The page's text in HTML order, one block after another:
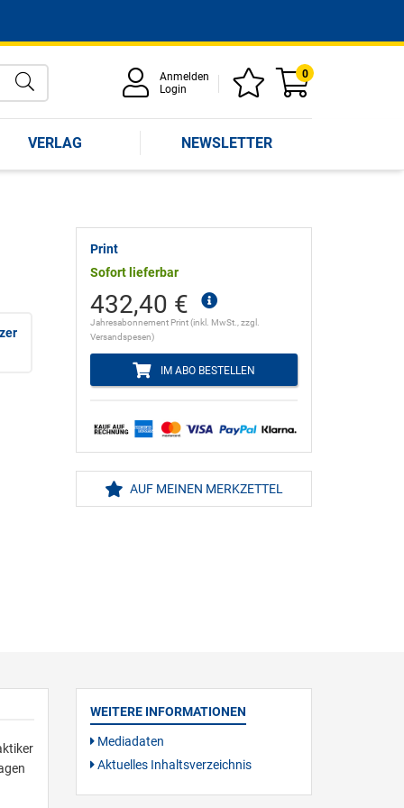
Anmelden
Login
0
VERLAG NEWSLETTER
Print
Sofort lieferbar
432,40 €
Jahresabonnement Print (inkl. MwSt., zzgl.
Versandspesen)
IM ABO BESTELLEN
AUF MEINEN MERKZETTEL
WEITERE INFORMATIONEN
Mediadaten
Aktuelles Inhaltsverzeichnis